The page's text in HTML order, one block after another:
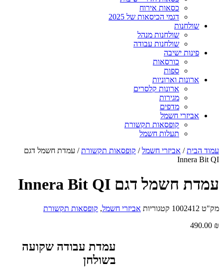
כסאות אירוח
דגמי הכיסאות של 2025
שולחנות
שולחנות מנהל
שולחנות עבודה
פינות ישיבה
כורסאות
ספות
ארונות וארוניות
ארונות קלסרים
מגירות
מדפים
אביזרי חשמל
קופסאות תקשורת
תעלות חשמל
עמוד הבית/ אביזרי חשמל/ קופסאות תקשורת/ עמדת חשמל דגם
Innera Bit QI
עמדת חשמל דגם Innera Bit QI
מק"ט 1002412 קטגוריות אביזרי חשמל, קופסאות תקשורת
490.00 ₪
עמדת עבודה שקועה
בשולחן